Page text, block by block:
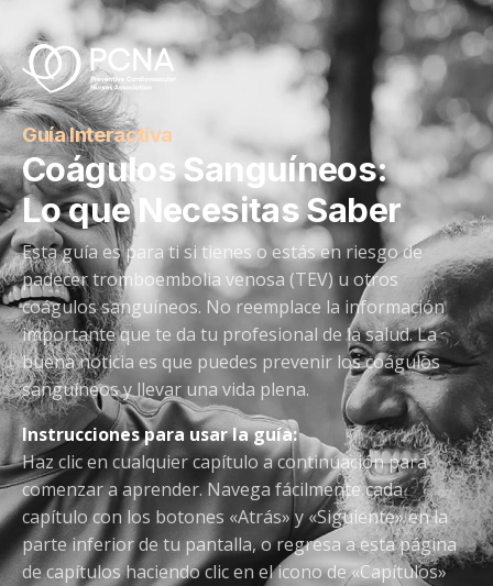
Guía Interactiva
Coágulos Sanguíneos:
Lo que Necesitas Saber
Esta guía es para ti si tienes o estás en riesgo de
padecer tromboembolia venosa (TEV) u otros
coágulos sanguíneos. No reemplace la información
importante que te da tu profesional de la salud. La
buena noticia es que puedes prevenir los coágulos
sanguíneos y llevar una vida plena.
Instrucciones para usar la guía:
Haz clic en cualquier capítulo a continuación para
comenzar a aprender. Navega fácilmente cada
capítulo con los botones «Atrás» y «Siguiente» en la
parte inferior de tu pantalla, o regresa a esta página
de capítulos haciendo clic en el icono de «Capítulos»